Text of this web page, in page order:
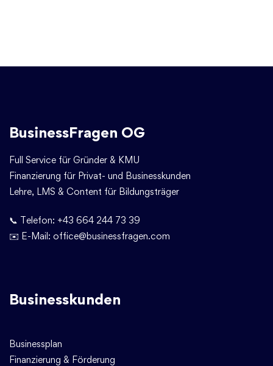
BusinessFragen OG
Full Service für Gründer & KMU
Finanzierung für Privat- und Businesskunden
Lehre, LMS & Content für Bildungsträger
📞 Telefon: +43 664 244 73 39
✉️ E-Mail: office@businessfragen.com
Businesskunden
Businessplan
Finanzierung & Förderung